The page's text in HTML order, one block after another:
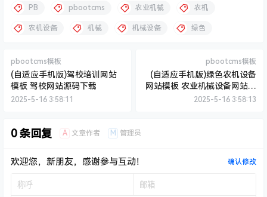
PB pbootcms 农业机械 农机
农机设备 机械 机械设备 绿色
pbootcms模板
(自适应手机版)驾校培训网站
模板 驾校网站源码下载
2025-5-16 3:58:11
pbootcms模板
(自适应手机版)绿色农机设备
网站模板 农业机械设备网站源
码下载
2025-5-16 3:58:13
0 条回复 A 文章作者 M 管理员
欢迎您，新朋友，感谢参与互动！ 确认修改